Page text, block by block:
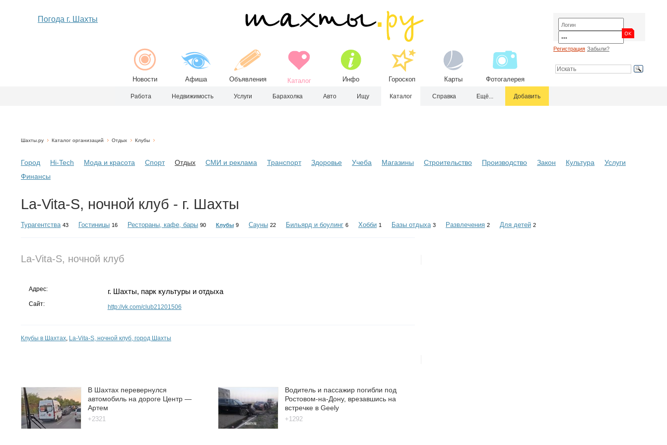
Погода г. Шахты
Новости Афиша Объявления Каталог Инфо Гороскоп Карты Фотогалерея
Регистрация Забыли?
Работа Недвижимость Услуги Барахолка Авто Ищу Каталог Справка Ещё... Добавить
Шахты.ру Каталог организаций Отдых Клубы
Город Hi-Tech Мода и красота Спорт Отдых СМИ и реклама Транспорт Здоровье Учеба Магазины Строительство Производство Закон Культура
Услуги
Финансы
La-Vita-S, ночной клуб - г. Шахты
Турагентства 43 Гостиницы 16 Рестораны, кафе, бары 90 Клубы 9 Сауны 22 Бильярд и боулинг 6 Хобби 1 Базы отдыха 3 Развлечения 2 Для детей 2
La-Vita-S, ночной клуб
Адрес: г. Шахты, парк культуры и отдыха
Сайт: http://vk.com/club21201506
Клубы в Шахтах, La-Vita-S, ночной клуб, город Шахты
В Шахтах перевернулся
автомобиль на дороге Центр —
Артем
+2321
Водитель и пассажир погибли под
Ростовом-на-Дону, врезавшись на
встречке в Geely
+1292